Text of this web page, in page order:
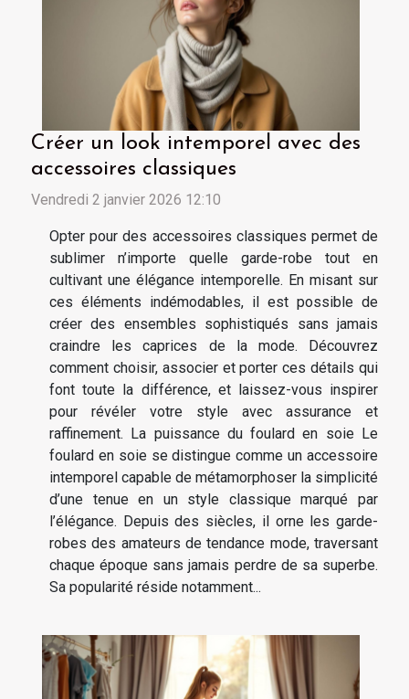
Créer un look intemporel avec des
accessoires classiques
Vendredi 2 janvier 2026 12:10
Opter pour des accessoires classiques permet de
sublimer n’importe quelle garde-robe tout en
cultivant une élégance intemporelle. En misant sur
ces éléments indémodables, il est possible de
créer des ensembles sophistiqués sans jamais
craindre les caprices de la mode. Découvrez
comment choisir, associer et porter ces détails qui
font toute la différence, et laissez-vous inspirer
pour révéler votre style avec assurance et
raffinement. La puissance du foulard en soie Le
foulard en soie se distingue comme un accessoire
intemporel capable de métamorphoser la simplicité
d’une tenue en un style classique marqué par
l’élégance. Depuis des siècles, il orne les garde-
robes des amateurs de tendance mode, traversant
chaque époque sans jamais perdre de sa superbe.
Sa popularité réside notamment...